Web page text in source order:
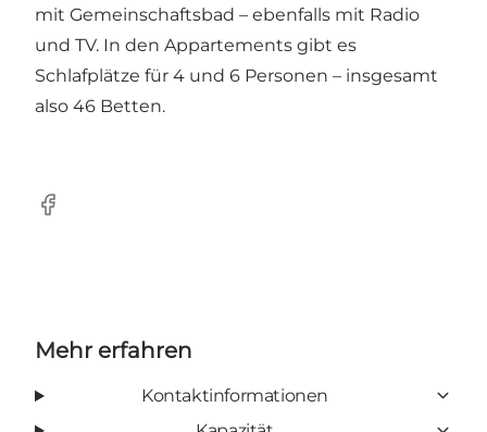
mit Gemeinschaftsbad – ebenfalls mit Radio
und TV. In den Appartements gibt es
Schlafplätze für 4 und 6 Personen – insgesamt
also 46 Betten.
Facebook
Mehr erfahren
Kontaktinformationen